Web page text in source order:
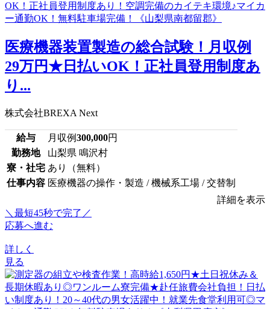
医療機器装置製造の総合試験！月収例
29万円★日払いOK！正社員登用制度あ
り...
株式会社BREXA Next
給与 月収例300,000円
勤務地
山梨県 鳴沢村
寮・社宅 あり（無料）
仕事内容 医療機器の操作・製造 / 機械系工場 / 交替制
詳細を表示
＼最短45秒で完了／
応募へ進む
詳しく
見る